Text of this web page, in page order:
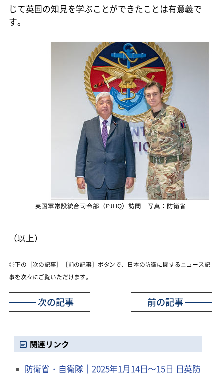
じて英国の知見を学ぶことができたことは有意義で
す。
英国軍常設統合司令部（PJHQ）訪問 写真：防衛省
（以上）
◎下の［次の記事］［前の記事］ボタンで、日本の防衛に関するニュース記
事を次々にご覧いただけます。
前の記事
次の記事
関連リンク
防衛省・自衛隊｜2025年1月14日～15日 日英防